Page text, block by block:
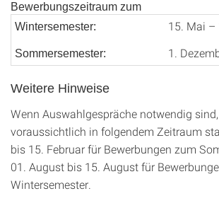
Bewerbungszeitraum zum
Wintersemester:
15. Mai –
Sommersemester: 1.
Weitere Hinweise
Wenn Auswahlgespräche notwendig
voraussichtlich in folgendem Zeitraum
bis 15. Februar für Bewerbungen zum
01. August bis 15. August für
Wintersemester.